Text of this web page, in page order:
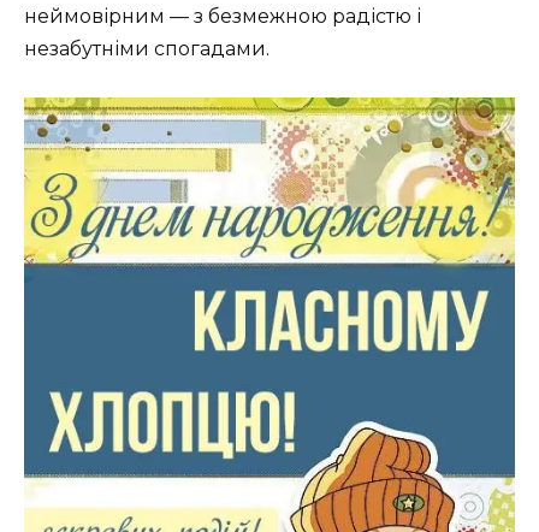
неймовірним — з безмежною радістю і
незабутніми спогадами.